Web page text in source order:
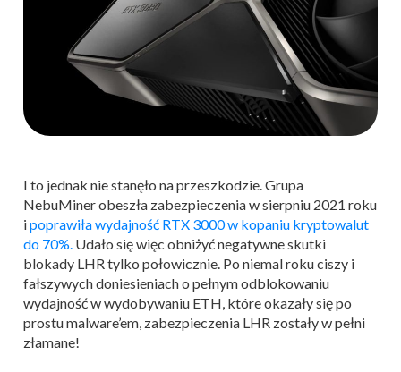
I to jednak nie stanęło na przeszkodzie. Grupa
NebuMiner obeszła zabezpieczenia w sierpniu 2021 roku
ipoprawiła wydajność RTX 3000 w kopaniu kryptowalut
do 70%. Udało się więc obniżyć negatywne skutki
blokady LHR tylko połowicznie. Po niemal roku ciszy i
fałszywych doniesieniach o pełnym odblokowaniu
wydajność w wydobywaniu ETH, które okazały się po
prostu malware’em, zabezpieczenia LHR zostały w pełni
złamane!